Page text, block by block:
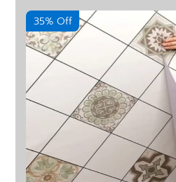
35% Off